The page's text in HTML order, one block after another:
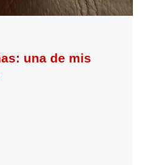
una de mis